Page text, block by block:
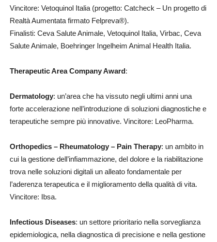
Vincitore: Vetoquinol Italia (progetto: Catcheck – Un progetto di
Realtà Aumentata firmato Felpreva®).
Finalisti: Ceva Salute Animale, Vetoquinol Italia, Virbac, Ceva
Salute Animale, Boehringer Ingelheim Animal Health Italia.
Therapeutic Area Company Award:
Dermatology: un’area che ha vissuto negli ultimi anni una
forte accelerazione nell’introduzione di soluzioni diagnostiche e
terapeutiche sempre più innovative. Vincitore: LeoPharma.
Orthopedics – Rheumatology – Pain Therapy: un ambito in
cui la gestione dell’infiammazione, del dolore e la riabilitazione
trova nelle soluzioni digitali un alleato fondamentale per
l’aderenza terapeutica e il miglioramento della qualità di vita.
Vincitore: Ibsa.
Infectious Diseases: un settore prioritario nella sorveglianza
epidemiologica, nella diagnostica di precisione e nella gestione